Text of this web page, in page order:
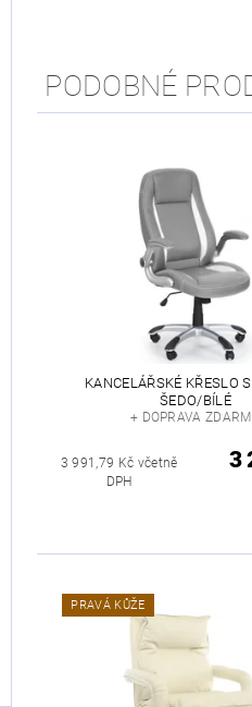
PODOBNÉ
KANCELÁŘSKÉ KŘESLO
ŠEDO/BÍLÉ
+ DOPRAVA
3 991,79 Kč včetně
DPH
3
PRAVÁ KŮŽE